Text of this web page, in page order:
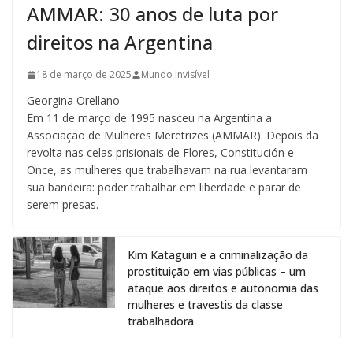
AMMAR: 30 anos de luta por
direitos na Argentina
18 de março de 2025 Mundo Invisível
Georgina Orellano
Em 11 de março de 1995 nasceu na Argentina a
Associação de Mulheres Meretrizes (AMMAR). Depois da
revolta nas celas prisionais de Flores, Constitución e
Once, as mulheres que trabalhavam na rua levantaram
sua bandeira: poder trabalhar em liberdade e parar de
serem presas.
Kim Kataguiri e a criminalização da
prostituição em vias públicas – um
ataque aos direitos e autonomia das
mulheres e travestis da classe
trabalhadora